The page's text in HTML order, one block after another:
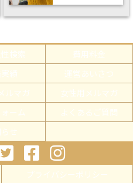
検索
費用料金
績
運営あいさつ
ルマガ
女性用メルマガ
ーム
よくあるご質問
せ
プライバシーポリシー